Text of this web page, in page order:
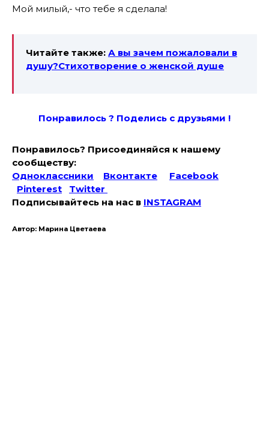
Мой милый,- что тебе я сделала!
Читайте также: А вы зачем пожаловали в
душу?Стихотворение о женской душе
Понравилось ? Поделись с друзьями !
Понравилось? Присоединяйся к нашему
сообществу:
Одноклассники
Вконтакте
Facebook
Pinterest
Twitter
Подписывайтесь на наc в INSTAGRAM
Автор: Марина Цветаева